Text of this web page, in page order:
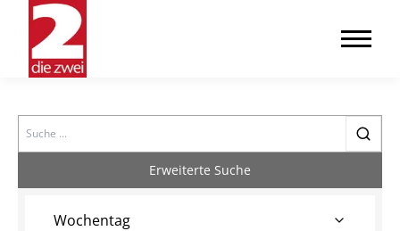
Search
Erweiterte Suche
Wochentag